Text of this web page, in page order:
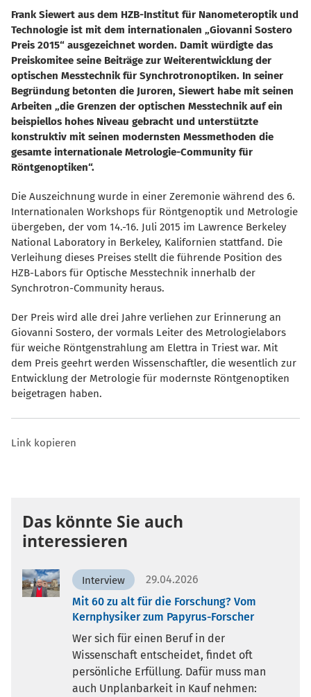
Frank Siewert aus dem HZB-Institut für Nanometeroptik und
Technologie ist mit dem internationalen „Giovanni Sostero
Preis 2015“ ausgezeichnet worden. Damit würdigte das
Preiskomitee seine Beiträge zur Weiterentwicklung der
optischen Messtechnik für Synchrotronoptiken. In seiner
Begründung betonten die Juroren, Siewert habe mit seinen
Arbeiten „die Grenzen der optischen Messtechnik auf ein
beispiellos hohes Niveau gebracht und unterstützte
konstruktiv mit seinen modernsten Messmethoden die
gesamte internationale Metrologie-Community für
Röntgenoptiken“.
Die Auszeichnung wurde in einer Zeremonie während des 6.
Internationalen Workshops für Röntgenoptik und Metrologie
übergeben, der vom 14.-16. Juli 2015 im Lawrence Berkeley
National Laboratory in Berkeley, Kalifornien stattfand. Die
Verleihung dieses Preises stellt die führende Position des
HZB-Labors für Optische Messtechnik innerhalb der
Synchrotron-Community heraus.
Der Preis wird alle drei Jahre verliehen zur Erinnerung an
Giovanni Sostero, der vormals Leiter des Metrologielabors
für weiche Röntgenstrahlung am Elettra in Triest war. Mit
dem Preis geehrt werden Wissenschaftler, die wesentlich zur
Entwicklung der Metrologie für modernste Röntgenoptiken
beigetragen haben.
Link kopieren
Das könnte Sie auch
interessieren
Interview
29.04.2026
Mit 60 zu alt für die Forschung? Vom
Kernphysiker zum Papyrus-Forscher
Wer sich für einen Beruf in der
Wissenschaft entscheidet, findet oft
persönliche Erfüllung. Dafür muss man
auch Unplanbarkeit in Kauf nehmen: